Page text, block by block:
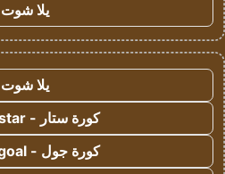
يلا شوت
يلا شوت
كورة ستار - koora-star
كورة جول - koora-goal